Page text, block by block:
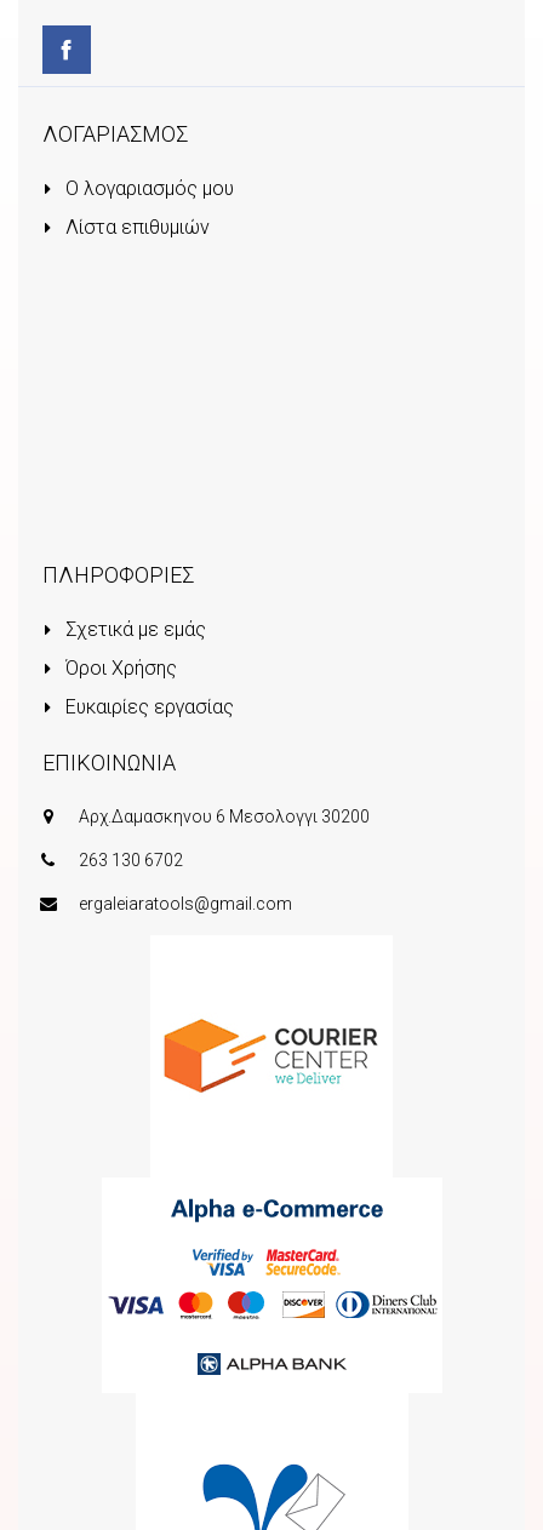
ΛΟΓΑΡΙΑΣΜΟΣ
Ο λογαριασμός μου
Λίστα επιθυμιών
ΠΛΗΡΟΦΟΡΙΕΣ
Σχετικά με εμάς
Όροι Χρήσης
Ευκαιρίες εργασίας
ΕΠΙΚΟΙΝΩΝΙΑ
Αρχ.Δαμασκηνου 6 Μεσολογγι 30200
263 130 6702
ergaleiaratools@gmail.com